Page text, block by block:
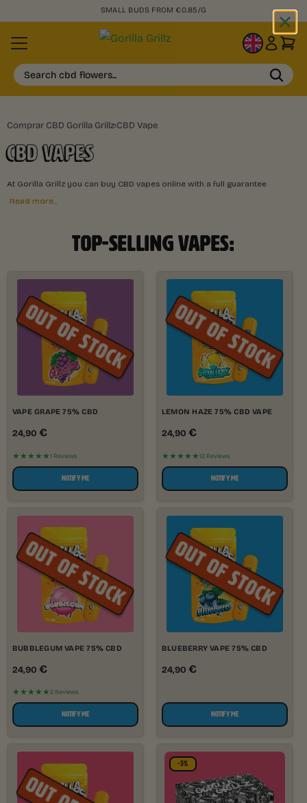
+50,000 SATISFIED CUSTOMERS
EN
Search cbd flowers...
Comprar CBD Gorilla Grillz›CBD Vape
CBD VAPES
At Gorilla Grillz you can buy CBD vapes online with a full guarantee
Read more...
TOP-SELLING VAPES:
VAPE GRAPE 75% CBD
24,90 €
★★★★★1 Reviews
NOTIFY ME
LEMON HAZE 75% CBD VAPE
24,90 €
★★★★★12 Reviews
NOTIFY ME
BUBBLEGUM VAPE 75% CBD
24,90 €
★★★★★2 Reviews
NOTIFY ME
BLUEBERRY VAPE 75% CBD
24,90 €
NOTIFY ME
-5%